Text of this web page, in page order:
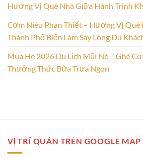
Hương Vị Quê Nhà Giữa Hành Trình
Cơm Niêu Phan Thiết – Hương Vị Quê
Thành Phố Biển Làm Say Lòng Du
Mùa Hè 2026 Du Lịch Mũi Né – Ghé
Thưởng Thức Bữa Trưa Ngon
VỊ TRÍ QUÁN TRÊN GOOGLE MAP